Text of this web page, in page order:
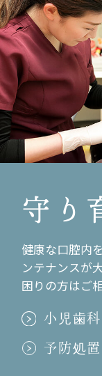
2012.12.02
おかげさまで2
2012.04.23
同級生がきた
2012.04.16
安城の「こも
お花見！
2012.04.04
サムギョプサ
2012.01.06
仕事はじめ！
2011.12.29
大掃除！
守り
健康な口腔内
ンテナンスが
困りの方はご
小児歯科
予防処置